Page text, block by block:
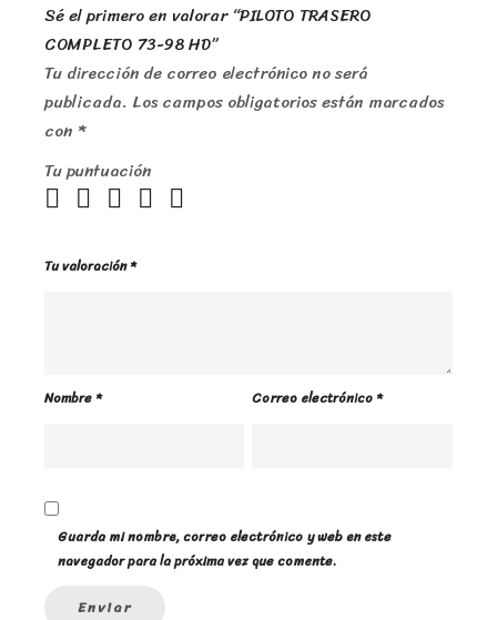
Sé el primero en valorar “PILOTO TRASERO
COMPLETO 73-98 HD”
Tu dirección de correo electrónico no será
publicada. Los campos obligatorios están marcados
con *
Tu puntuación
Tu valoración*
Nombre* Correo electrónico*
Guarda mi nombre, correo electrónico y web en este
navegador para la próxima vez que comente.